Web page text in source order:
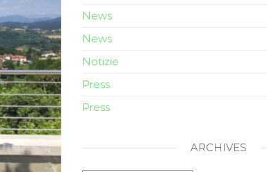
News
News
Notizie
Press
Press
ARCHIVES